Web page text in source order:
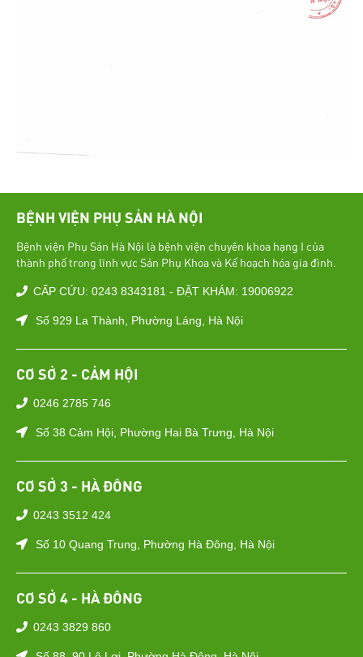
BỆNH VIỆN PHỤ SẢN HÀ NỘI
Bệnh viện Phụ Sản Hà Nội là bệnh viện chuyên khoa hạng I của
thành phố trong lĩnh vực Sản Phụ Khoa và Kế hoạch hóa gia đình.
CẤP CỨU: 0243 8343181 - ĐẶT KHÁM: 19006922
Số 929 La Thành, Phường Láng, Hà Nội
CƠ SỞ 2 - CẢM HỘI
0246 2785 746
Số 38 Cảm Hội, Phường Hai Bà Trưng, Hà Nội
CƠ SỞ 3 - HÀ ĐÔNG
0243 3512 424
Số 10 Quang Trung, Phường Hà Đông, Hà Nội
CƠ SỞ 4 - HÀ ĐÔNG
0243 3829 860